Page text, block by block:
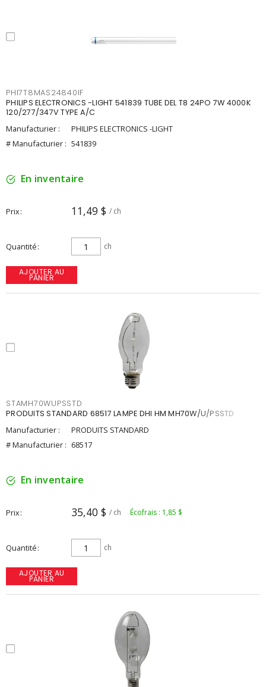
PHI7T8MAS24840IF
PHILIPS ELECTRONICS -LIGHT 541839 TUBE DEL T8 24PO 7W 4000K
120/277/347V TYPE A/C
Manufacturier :
PHILIPS ELECTRONICS -LIGHT
# Manufacturier : 541839
En inventaire
Prix 11,49 $ / ch
Quantité ch
AJOUTER AU
PANIER
STAMH70WUPSSTD
PRODUITS STANDARD 68517 LAMPE DHI HM MH70W/U/PSSTD
Manufacturier :
PRODUITS STANDARD
# Manufacturier : 68517
En inventaire
Prix 35,40 $ / ch Écofrais : 1,85 $
Quantité ch
AJOUTER AU
PANIER